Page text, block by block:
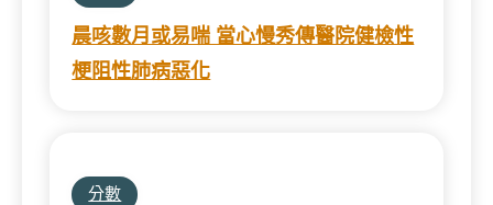
晨咳數月或易喘 當心慢秀傳醫院健檢性
梗阻性肺病惡化
分數